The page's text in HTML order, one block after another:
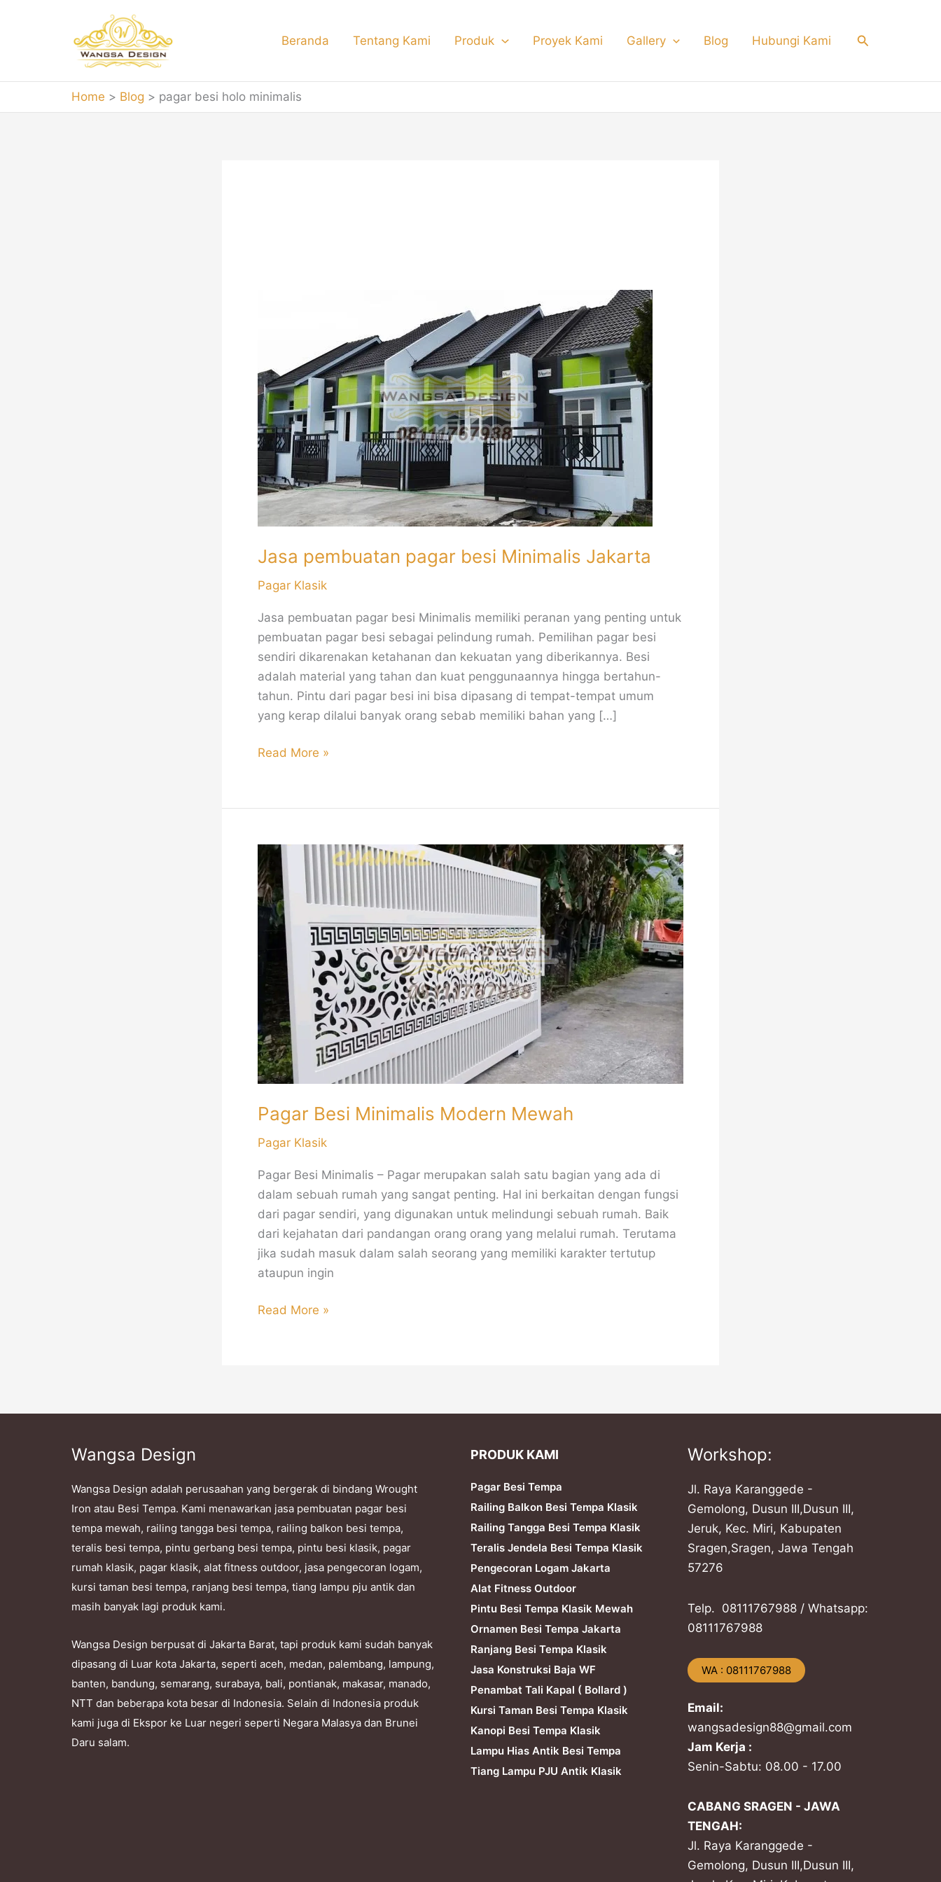
Beranda Tentang Kami Produk Proyek Kami Gallery Blog Hubungi Kami Search
Home Blog pagar besi holo minimalis
Jasa pembuatan pagar besi Minimalis Jakarta
Pagar Klasik
Jasa pembuatan pagar besi Minimalis memiliki peranan yang penting untuk
pembuatan pagar besi sebagai pelindung rumah. Pemilihan pagar besi
sendiri dikarenakan ketahanan dan kekuatan yang diberikannya. Besi
adalah material yang tahan dan kuat penggunaannya hingga bertahun-
tahun. Pintu dari pagar besi ini bisa dipasang di tempat-tempat umum
yang kerap dilalui banyak orang sebab memiliki bahan yang […]
Minimalis
Jakarta
Read More »
Pagar Besi Minimalis Modern Mewah
Pagar Klasik
Pagar Besi Minimalis – Pagar merupakan salah satu bagian yang ada di
dalam sebuah rumah yang sangat penting. Hal ini berkaitan dengan fungsi
dari pagar sendiri, yang digunakan untuk melindungi sebuah rumah. Baik
dari kejahatan dari pandangan orang orang yang melalui rumah. Terutama
jika sudah masuk dalam salah seorang yang memiliki karakter tertutup
ataupun ingin
Pagar
Besi
Minimalis
Modern
Mewah
Read More »
Wangsa Design
Wangsa Design adalah perusaahan yang bergerak di bindang Wrought
Iron atau Besi Tempa. Kami menawarkan jasa pembuatan pagar besi
tempa mewah, railing tangga besi tempa, railing balkon besi tempa,
teralis besi tempa, pintu gerbang besi tempa, pintu besi klasik, pagar
rumah klasik, pagar klasik, alat fitness outdoor, jasa pengecoran logam,
kursi taman besi tempa, ranjang besi tempa, tiang lampu pju antik dan
masih banyak lagi produk kami.
Wangsa Design berpusat di Jakarta Barat, tapi produk kami sudah banyak
dipasang di Luar kota Jakarta, seperti aceh, medan, palembang, lampung,
banten, bandung, semarang, surabaya, bali, pontianak, makasar, manado,
NTT dan beberapa kota besar di Indonesia. Selain di Indonesia produk
kami juga di Ekspor ke Luar negeri seperti Negara Malasya dan Brunei
Daru salam.
PRODUK KAMI
Pagar Besi Tempa
Railing Balkon Besi Tempa Klasik
Railing Tangga Besi Tempa Klasik
Teralis Jendela Besi Tempa Klasik
Pengecoran Logam Jakarta
Alat Fitness Outdoor
Pintu Besi Tempa Klasik Mewah
Ornamen Besi Tempa Jakarta
Ranjang Besi Tempa Klasik
Jasa Konstruksi Baja WF
Penambat Tali Kapal ( Bollard )
Kursi Taman Besi Tempa Klasik
Kanopi Besi Tempa Klasik
Lampu Hias Antik Besi Tempa
Tiang Lampu PJU Antik Klasik
Workshop:
Jl. Raya Karanggede -
Gemolong, Dusun III,Dusun III,
Jeruk, Kec. Miri, Kabupaten
Sragen,Sragen, Jawa Tengah
57276
Telp. ​08111767988 / Whatsapp:
​08111767988
​WA : 08111767988
Email:
wangsadesign88@gmail.com
Jam Kerja :
Senin-Sabtu: 08.00 - 17.00
CABANG SRAGEN - JAWA
TENGAH:
Jl. Raya Karanggede -
Gemolong, Dusun III,Dusun III,